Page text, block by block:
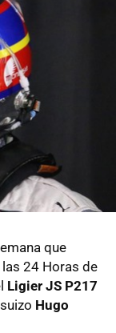
que
las 24 Horas de
Ligier JS P217
Hugo